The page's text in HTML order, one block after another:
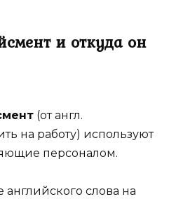
и откуда он
(от англ.
на работу) используют
персоналом.
слова на